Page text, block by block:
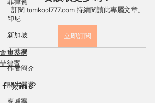
菲律賓
印尼
新加坡
中港澳
作者簡介
關生嚴選
柬埔寨
訂閱 tomkool777.com 持續閱讀此專屬文章。
立即訂閱
會員專享
菲律賓